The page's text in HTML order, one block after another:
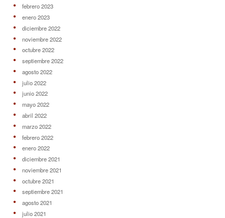
febrero 2023
enero 2023
diciembre 2022
noviembre 2022
octubre 2022
septiembre 2022
agosto 2022
julio 2022
junio 2022
mayo 2022
abril 2022
marzo 2022
febrero 2022
enero 2022
diciembre 2021
noviembre 2021
octubre 2021
septiembre 2021
agosto 2021
julio 2021